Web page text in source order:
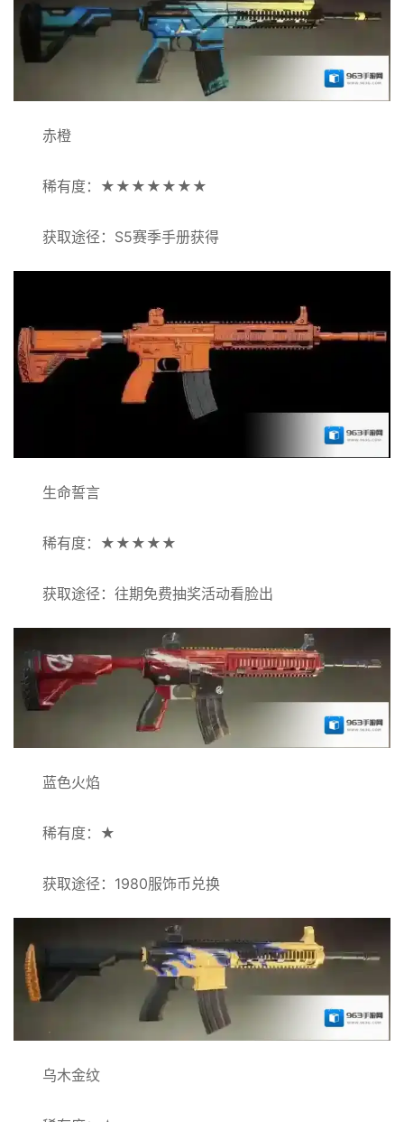
赤橙
稀有度：★★★★★★★
获取途径：S5赛季手册获得
生命誓言
稀有度：★★★★★
获取途径：往期免费抽奖活动看脸出
蓝色火焰
稀有度：★
获取途径：1980服饰币兑换
乌木金纹